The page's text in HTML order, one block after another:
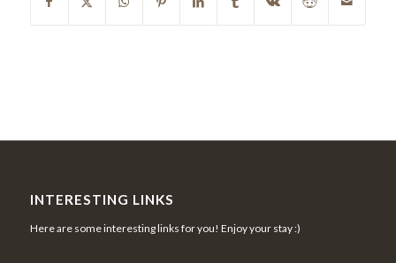
INTERESTING LINKS
Here are some interesting links for you! Enjoy your stay :)